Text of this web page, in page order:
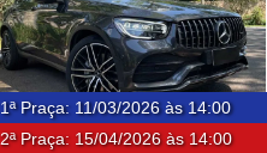
1ª Praça: 11/03/2026 às 14:00
2ª Praça: 15/04/2026 às 14:00